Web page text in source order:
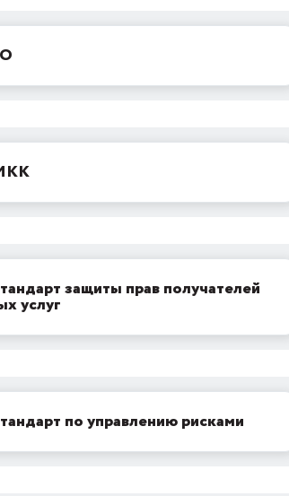
защиты прав получателей
услуг
по управлению рисками